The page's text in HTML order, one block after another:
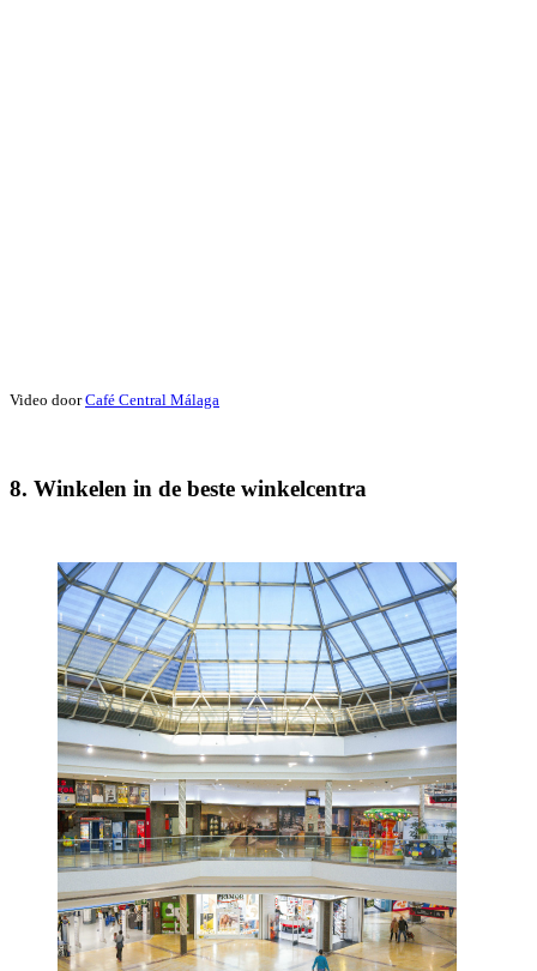
Video doorCafé Central Málaga
8. Winkelen in de beste winkelcentra